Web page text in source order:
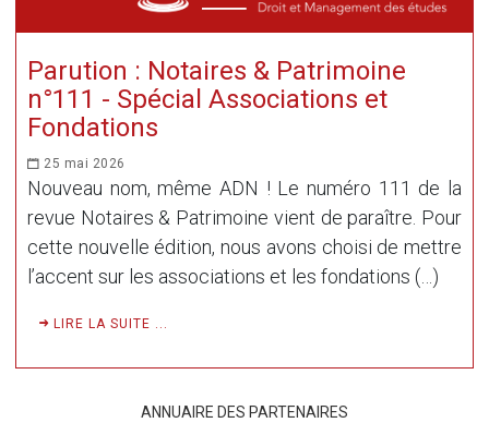
Parution : Notaires & Patrimoine
n°111 - Spécial Associations et
Fondations
25 mai 2026
Nouveau nom, même ADN ! Le numéro 111 de la
revue Notaires & Patrimoine vient de paraître. Pour
cette nouvelle édition, nous avons choisi de mettre
l’accent sur les associations et les fondations (…)
LIRE LA SUITE ...
ANNUAIRE DES PARTENAIRES